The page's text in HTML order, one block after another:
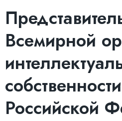
Всемирной
Российской